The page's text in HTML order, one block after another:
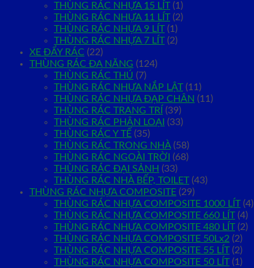
THÙNG RÁC NHỰA 15 LÍT (1)
THÙNG RÁC NHỰA 11 LÍT (2)
THÙNG RÁC NHỰA 9 LÍT (1)
THÙNG RÁC NHỰA 7 LÍT (2)
XE ĐẨY RÁC (22)
THÙNG RÁC ĐA NĂNG (124)
THÙNG RÁC THÚ (7)
THÙNG RÁC NHỰA NẮP LẬT (11)
THÙNG RÁC NHỰA ĐẠP CHÂN (11)
THÙNG RÁC TRANG TRÍ
(39)
THÙNG RÁC PHÂN LOẠI
(33)
THÙNG RÁC Y TẾ (35)
THÙNG RÁC TRONG NHÀ (58)
THÙNG RÁC NGOÀI TRỜI
(68)
THÙNG RÁC ĐẠI SẢNH (33)
THÙNG RÁC NHÀ BẾP, TOILET (43)
THÙNG RÁC NHỰA COMPOSITE (29)
THÙNG RÁC NHỰA COMPOSITE 1000 LÍT (4)
THÙNG RÁC NHỰA COMPOSITE 660 LÍT (4)
THÙNG RÁC NHỰA COMPOSITE 480 LÍT (2)
THÙNG RÁC NHỰA COMPOSITE 50Lx2 (2)
THÙNG RÁC NHỰA COMPOSITE 55 LÍT (2)
THÙNG RÁC NHỰA COMPOSITE 50 LÍT (1)